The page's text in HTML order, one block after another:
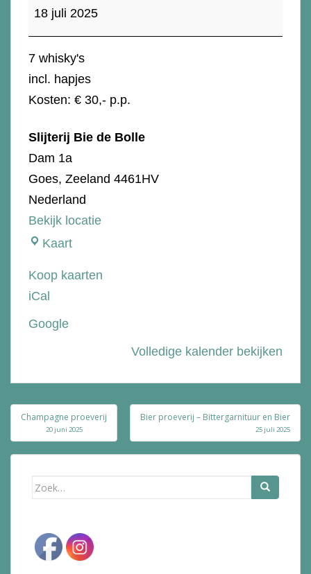
proeverij
18 juli 2025
7 whisky's
incl. hapjes
Kosten: € 30,- p.p.
Slijterij Bie de Bolle
Dam 1a
Goes, Zeeland 4461HV
Nederland
Bekijk locatie
KaartSlijterij
de
Koop kaarten
iCal
Google
Volledige kalender bekijken
Bericht
navigatie
Champagne proeverij
20 juni 2025
Bier proeverij – Bittergarnituur en Bier
25 juli 2025
Zoek